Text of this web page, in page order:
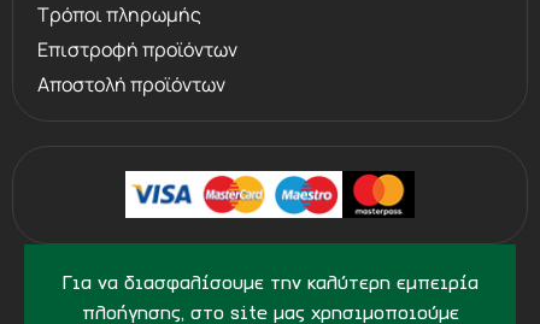
Για να διασφαλίσουμε την καλύτερη εμπειρία
πλοήγησης, στο site μας χρησιμοποιούμε
Τρόποι πληρωμής
Επιστροφή προϊόντων
Αποστολή προϊόντων
© 2013 - 2026 PERVOLARAKIS.GR